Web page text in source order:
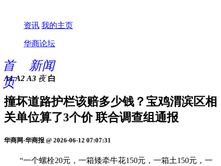
资讯 我的主页
华商论坛
首
页
新闻
A1 A2 A3 夜 白
撞坏道路护栏该赔多少钱？宝鸡渭滨区相
关单位算了3个价 联合调查组通报
华商网-华商报 @ 2026-06-12 07:07:31
“一个螺栓20元，一箱矮牵牛花150元，一箱土150元，一